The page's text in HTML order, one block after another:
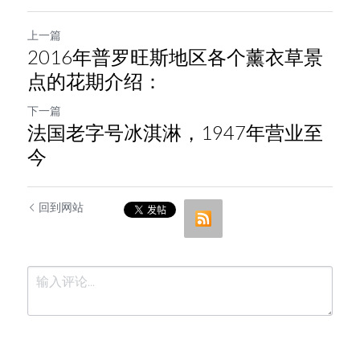
上一篇
2016年普罗旺斯地区各个薰衣草景
点的花期介绍：
下一篇
法国老字号冰淇淋，1947年营业至
今
回到网站